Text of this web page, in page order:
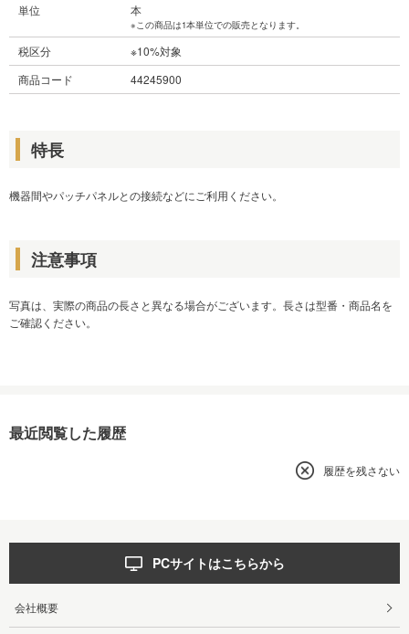
単位
本
※この商品は1本単位での販売となります。
税区分
※10%対象
商品コード
44245900
特長
機器間やパッチパネルとの接続などにご利用ください。
注意事項
写真は、実際の商品の長さと異なる場合がございます。長さは型番・商品名を
ご確認ください。
最近閲覧した履歴
履歴を残さない
PCサイトはこちらから
会社概要